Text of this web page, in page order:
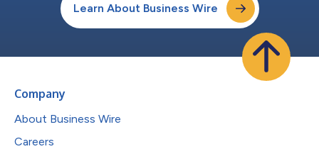
Learn About Business Wire
Company
About Business Wire
Careers